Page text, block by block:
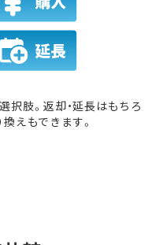
肢。返却・延長はもちろ
えもできます。